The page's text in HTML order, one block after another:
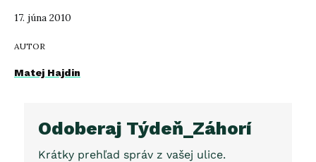
17. júna 2010
AUTOR
Matej Hajdin
Odoberaj Týdeň_Záhorí
Krátky prehľad správ z vašej ulice.